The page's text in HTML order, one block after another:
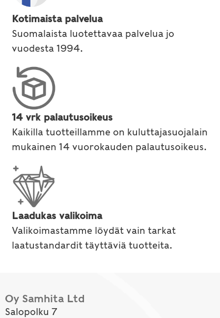
Kotimaista palvelua
Suomalaista luotettavaa palvelua jo
vuodesta 1994.
14 vrk palautusoikeus
Kaikilla tuotteillamme on kuluttajasuojalain
mukainen 14 vuorokauden palautusoikeus.
Laadukas valikoima
Valikoimastamme löydät vain tarkat
laatustandardit täyttäviä tuotteita.
Oy Samhita Ltd
Salopolku 7